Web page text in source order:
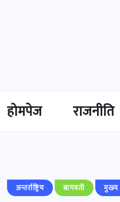
होमपेज राजनीति
अन्तर्राष्ट्रिय बागमती मुख्‍य